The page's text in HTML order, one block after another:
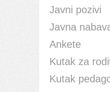
Javni pozivi
Javna
Ankete
Kutak za
Kutak